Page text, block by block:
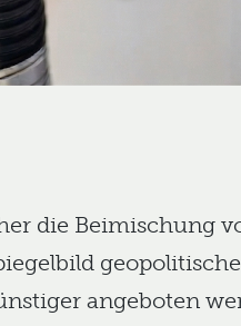
die Beimischung
angeboten